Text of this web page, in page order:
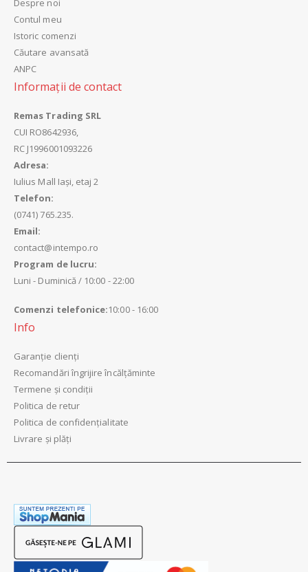
Contul meu
Istoric comenzi
Căutare avansată
ANPC
Informații de contact
Remas Trading SRL
CUI RO8642936,
RC J1996001093226
Adresa:
Iulius Mall Iași, etaj 2
Telefon:
(0741) 765.235.
Email:
contact@intempo.ro
Program de lucru:
Luni - Duminică / 10:00 - 22:00
Comenzi telefonice:10:00 - 16:00
Info
Garanție clienți
Recomandări îngrijire încălțăminte
Termene și condiții
Politica de retur
Politica de confidențialitate
Livrare și plăți